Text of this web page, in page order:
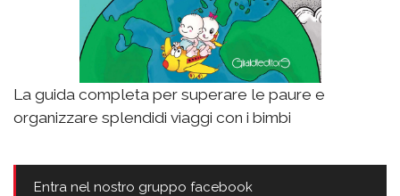
La guida completa per superare le paure e
organizzare splendidi viaggi con i bimbi
Entra nel nostro gruppo facebook